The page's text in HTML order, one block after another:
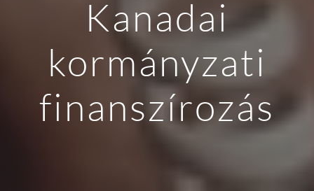
Kanadai
kormányzati
finanszírozás